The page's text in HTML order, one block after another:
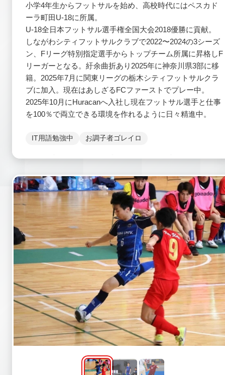
小学4年生からフットサルを始め、高校時代にはペスカド
ーラ町田U-18に所属。
U-18全日本フットサル選手権全国大会2018優勝に貢献。
しながわシティフットサルクラブで2022〜2024の3シーズ
ン、Fリーグ特別指定選手からトップチーム所属に昇格しF
リーガーとなる。紆余曲折あり2025年に神奈川県3部に移
籍。2025年7月に関東リーグの栃木シティフットサルクラ
ブに加入。現在はあしざるFCファーストでプレー中。
2025年10月にHuracanへ入社し現在フットサル選手と仕事
を100％で両立できる環境を作れるように日々精進中。
IT用語勉強中 お調子者ゴレイロ